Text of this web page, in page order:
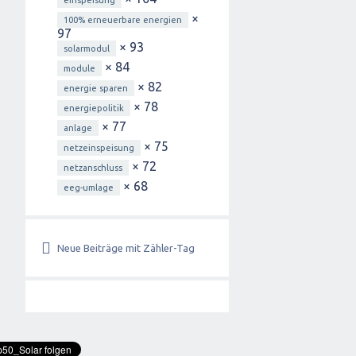
100% erneuerbare energien
×
97
solarmodul × 93
module × 84
energie sparen × 82
energiepolitik × 78
anlage × 77
netzeinspeisung × 75
netzanschluss × 72
eeg-umlage × 68
Neue Beiträge mit Zähler-Tag